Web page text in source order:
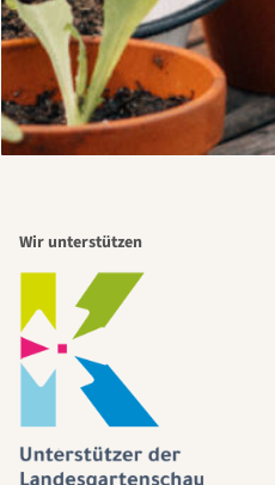
Wir unterstützen